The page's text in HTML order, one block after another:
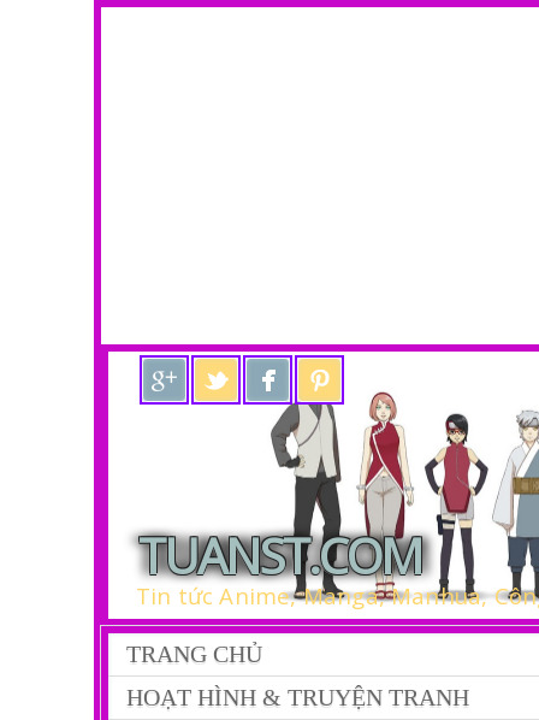
TUANST.COM
Tin tức Anime, Manga, Manhua,
TRANG CHỦ
HOẠT HÌNH & TRUYỆN TRANH